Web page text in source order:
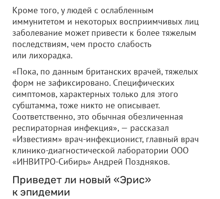
Кроме того, у людей с ослабленным
иммунитетом и некоторых восприимчивых лиц
заболевание может привести к более тяжелым
последствиям, чем просто слабость
или лихорадка.
«Пока, по данным британских врачей, тяжелых
форм не зафиксировано. Специфических
симптомов, характерных только для этого
субштамма, тоже никто не описывает.
Соответственно, это обычная обезличенная
респираторная инфекция», — рассказал
«Известиям» врач-инфекционист, главный врач
клинико-диагностической лаборатории ООО
«ИНВИТРО-Сибирь» Андрей Поздняков.
Приведет ли новый «Эрис»
к эпидемии